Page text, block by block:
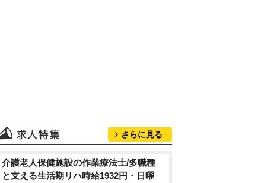
さらに見る
介護老人保健施設の作業療法士/多職種
と支える生活期リハ時給1932円・日曜